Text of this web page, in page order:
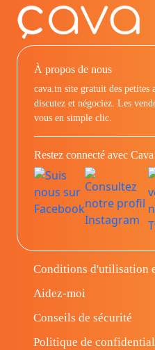
À propos de nous
cava.tn site gratuit des petites
discutez et négociez. Les
vous en simple clic.
Restez connecté avec Cava
Conditions d'utilisation
Aidez-moi
Conseils de sécurité
Politique de